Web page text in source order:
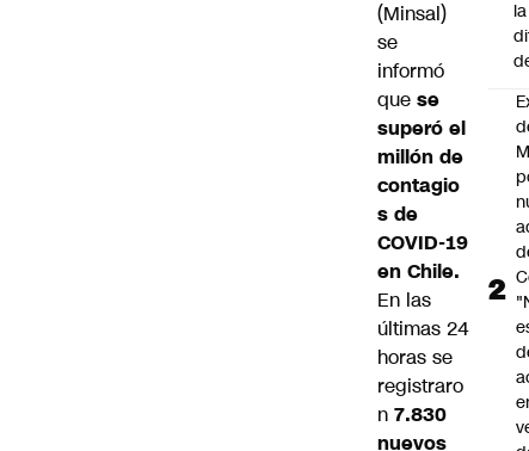
(Minsal)
se
informó
que se
superó el
millón de
contagio
s de
COVID-19
en Chile.
En las
últimas 24
horas se
registraro
n 7.830
nuevos
la